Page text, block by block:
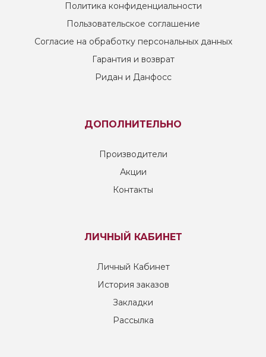
Политика конфиденциальности
Пользовательское соглашение
Согласие на обработку персональных данных
Гарантия и возврат
Ридан и Данфосс
ДОПОЛНИТЕЛЬНО
Производители
Акции
Контакты
ЛИЧНЫЙ КАБИНЕТ
Личный Кабинет
История заказов
Закладки
Рассылка